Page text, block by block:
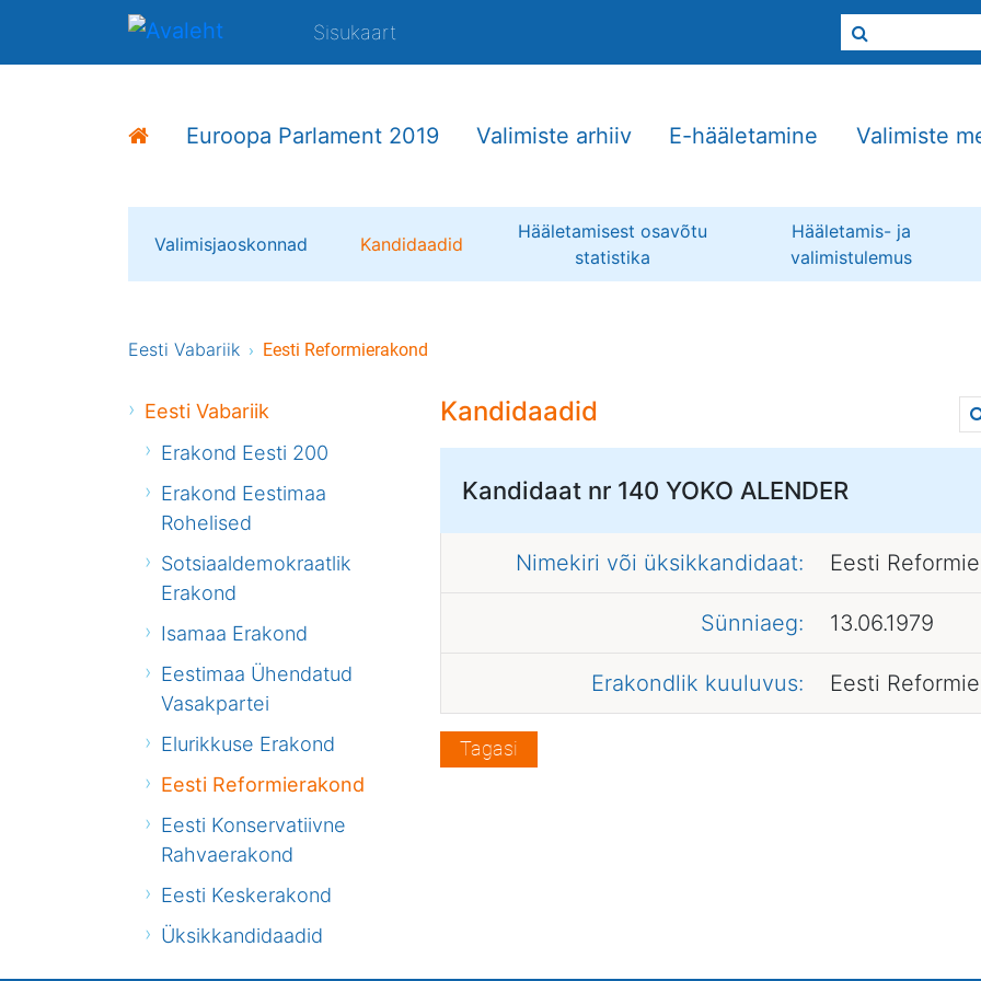
Sisukaart
Euroopa Parlament 2019 Valimiste arhiiv E-hääletamine Valimiste
Valimisjaoskonnad Kandidaadid
Hääletamisest osavõtu
statistika
Hääletamis- ja
valimistulemus
Eesti Vabariik Eesti Reformierakond
Eesti Vabariik
Erakond Eesti 200
Erakond Eestimaa
Rohelised
Sotsiaaldemokraatlik
Erakond
Isamaa Erakond
Eestimaa Ühendatud
Vasakpartei
Elurikkuse Erakond
Eesti Reformierakond
Eesti Konservatiivne
Rahvaerakond
Eesti Keskerakond
Üksikkandidaadid
Kandidaadid
Kandidaat nr 140 YOKO ALENDER
Nimekiri või üksikkandidaat: Eesti
Sünniaeg: 13.06.1979
Erakondlik kuuluvus: Eesti
Tagasi